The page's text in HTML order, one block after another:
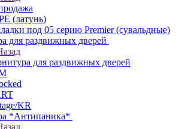
(латунь)
под 05 серию Premier (сувальдные)
для раздвижных дверей
для раздвижных дверей
KR
*Антипаника*